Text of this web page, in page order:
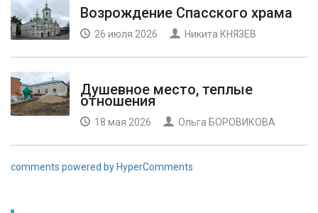
Возрождение Спасского храма
26 июля 2026 Никита КНЯЗЕВ
Душевное место, теплые
отношения
18 мая 2026 Ольга БОРОВИКОВА
comments powered by HyperComments